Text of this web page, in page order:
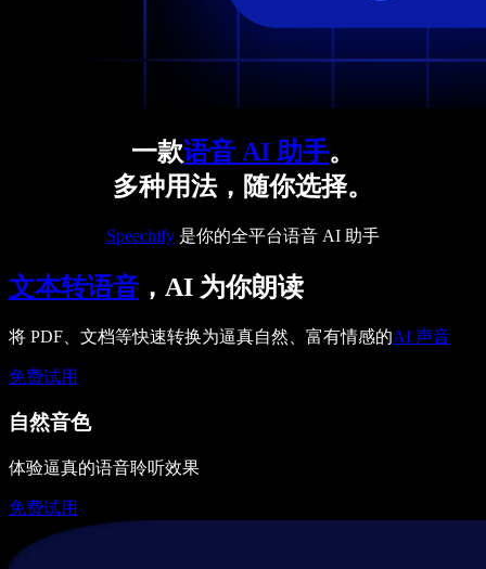
一款语音 AI 助手。
多种用法，随你选择。
Speechify 是你的全平台语音 AI 助手
文本转语音 ，AI 为你朗读
将 PDF、文档等快速转换为逼真自然、富有情感的AI 声音
免费试用
自然音色
体验逼真的语音聆听效果
免费试用